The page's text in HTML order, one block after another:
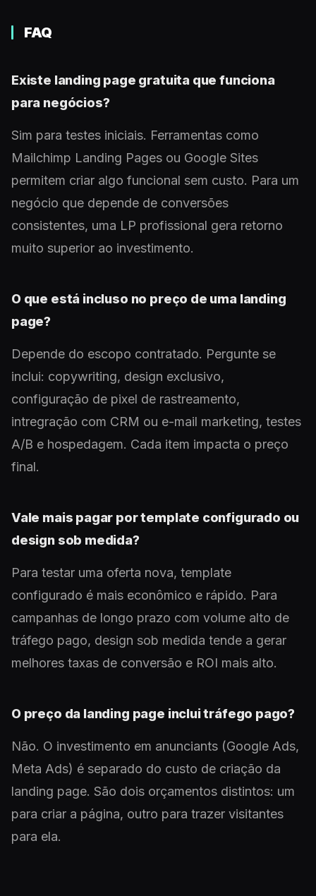
FAQ
Existe landing page gratuita que funciona
para negócios?
Sim para testes iniciais. Ferramentas como
Mailchimp Landing Pages ou Google Sites
permitem criar algo funcional sem custo. Para um
negócio que depende de conversões
consistentes, uma LP profissional gera retorno
muito superior ao investimento.
O que está incluso no preço de uma landing
page?
Depende do escopo contratado. Pergunte se
inclui: copywriting, design exclusivo,
configuração de pixel de rastreamento,
intregração com CRM ou e-mail marketing, testes
A/B e hospedagem. Cada item impacta o preço
final.
Vale mais pagar por template configurado ou
design sob medida?
Para testar uma oferta nova, template
configurado é mais econômico e rápido. Para
campanhas de longo prazo com volume alto de
tráfego pago, design sob medida tende a gerar
melhores taxas de conversão e ROI mais alto.
O preço da landing page inclui tráfego pago?
Não. O investimento em anunciants (Google Ads,
Meta Ads) é separado do custo de criação da
landing page. São dois orçamentos distintos: um
para criar a página, outro para trazer visitantes
para ela.